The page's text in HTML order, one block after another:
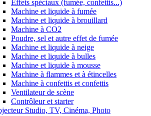
Effets spéciaux (fumée, confettis...)
Machine et liquide à fumée
Machine et liquide à brouillard
Machine à CO2
Poudre, sel et autre effet de fumée
Machine et liquide à neige
Machine et liquide à bulles
Machine et liquide à mousse
Machine à flammes et à étincelles
Machine à confettis et confettis
Ventilateur de scène
Contrôleur et starter
Studio, TV, Cinéma, Photo